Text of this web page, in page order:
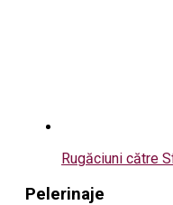
Rugăciuni către
Pelerinaje